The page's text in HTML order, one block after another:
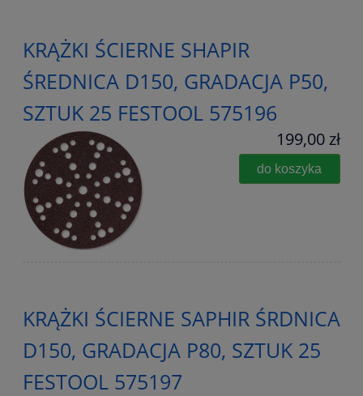
KRĄŻKI ŚCIERNE SHAPIR
ŚREDNICA D150, GRADACJA P50,
SZTUK 25 FESTOOL 575196
199,00 zł
do koszyka
KRĄŻKI ŚCIERNE SAPHIR ŚRDNICA
D150, GRADACJA P80, SZTUK 25
FESTOOL 575197